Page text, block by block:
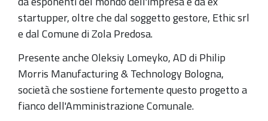
startupper, oltre che dal soggetto gestore, Ethic srl
e dal Comune di Zola Predosa.
Presente anche Oleksiy Lomeyko, AD di Philip
Morris Manufacturing & Technology Bologna,
società che sostiene fortemente questo progetto a
fianco dell'Amministrazione Comunale.